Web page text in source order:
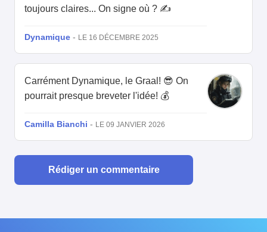
toujours claires... On signe où ? ✍️
Dynamique - LE 16 DÉCEMBRE 2025
Carrément Dynamique, le Graal! 😎 On
pourrait presque breveter l'idée! 💰
Camilla Bianchi - LE 09 JANVIER 2026
Rédiger un commentaire